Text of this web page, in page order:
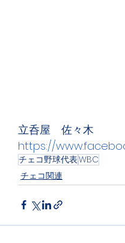
立呑屋　佐々木
https://
チェコ野球代表WBC
チェコ関連